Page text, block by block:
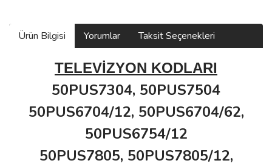
Ürün Bilgisi Yorumlar Taksit Seçenekleri
TELEVİZYON KODLARI
50PUS7304, 50PUS7504
50PUS6704/12, 50PUS6704/62,
50PUS6754/12
50PUS7805, 50PUS7805/12,